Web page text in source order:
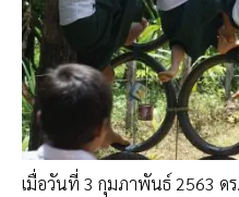
เมื่อวันที่ 3 กุมภาพันธ์ 2563 ด